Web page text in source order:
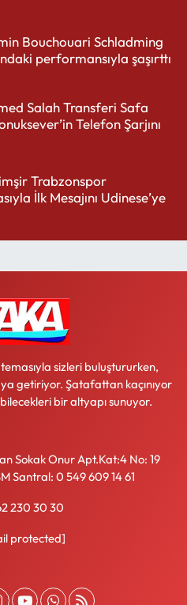
Bouchouari Schladming
performansıyla şaşırttı
Salah Transferi Safa
Telefon Şarjını
Trabzonspor
İlk Mesajını Udinese’ye
sizleri buluştururken,
getiriyor. Şatafattan kaçınıyor
bir altyapı sunuyor.
Sokak Onur Apt.Kat:4 No: 19
Santral: 0 549 609 14 61
230 30 30
protected]